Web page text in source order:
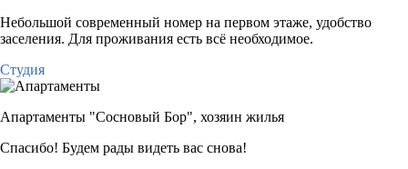
Небольшой современный номер на первом этаже, удобство
заселения. Для проживания есть всё необходимое.
Студия
Апартаменты "Сосновый Бор", хозяин жилья
Спасибо! Будем рады видеть вас снова!